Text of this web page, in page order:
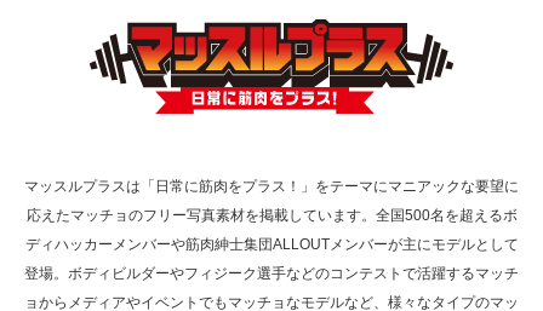
TOKYO FMラジオ番組「ONE MORNING」
で紹介さ…
た（6/8放送）
マッスルプラスは「日常に筋肉をプラス！」をテーマにマニアックな要望に
応えたマッチョのフリー写真素材を掲載しています。全国500名を超えるボ
ディハッカーメンバーや筋肉紳士集団ALLOUTメンバーが主にモデルとして
登場。ボディビルダーやフィジーク選手などのコンテストで活躍するマッチ
ョからメディアやイベントでもマッチョなモデルなど、様々なタイプのマッ